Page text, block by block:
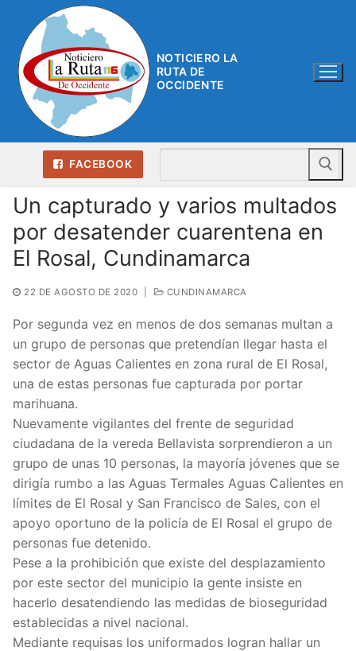
contenido
NOTICIERO LA
RUTA DE
OCCIDENTE
FACEBOOK
Un capturado y varios multados
por desatender cuarentena en
El Rosal, Cundinamarca
22 DE AGOSTO DE 2020 CUNDINAMARCA
Por segunda vez en menos de dos semanas multan a
un grupo de personas que pretendían llegar hasta el
sector de Aguas Calientes en zona rural de El Rosal,
una de estas personas fue capturada por portar
marihuana.
Nuevamente vigilantes del frente de seguridad
ciudadana de la vereda Bellavista sorprendieron a un
grupo de unas 10 personas, la mayoría jóvenes que se
dirigía rumbo a las Aguas Termales Aguas Calientes en
límites de El Rosal y San Francisco de Sales, con el
apoyo oportuno de la policía de El Rosal el grupo de
personas fue detenido.
Pese a la prohibición que existe del desplazamiento
por este sector del municipio la gente insiste en
hacerlo desatendiendo las medidas de bioseguridad
establecidas a nivel nacional.
Mediante requisas los uniformados logran hallar un